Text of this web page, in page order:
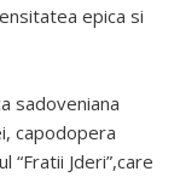
epica si
sadoveniana
capodopera
Jderi”,care